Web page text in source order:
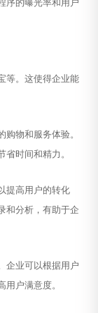
序的曝光率和用户
等。这使得企业能
物和服务体验。
时间和精力。
提高用户的转化
和分析，有助于企
企业可以根据用户
户满意度。